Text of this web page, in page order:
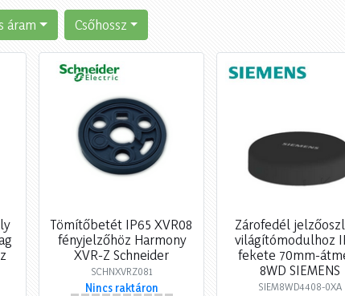
áram Csőhossz
Tömítőbetét IP65 XVR08
fényjelzőhöz Harmony
XVR-Z Schneider
SCHNXVRZ081
Nincs raktáron
Zárofedél
világítómodulhoz
fekete 70mm-
8WD SIEMENS
SIEM8WD4408-0XA